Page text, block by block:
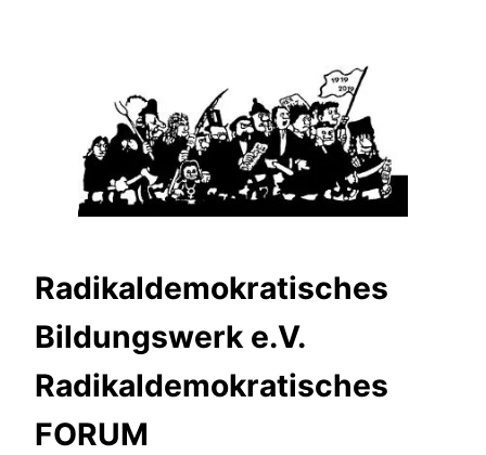
Radikaldemokratisches
Bildungswerk e.V.
Radikaldemokratisches
FORUM